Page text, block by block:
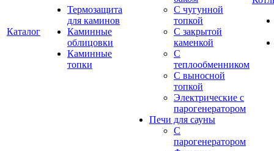
Каталог
Термозащита
для каминов
Каминные
облицовки
Каминные
топки
С чугунной
топкой
С закрытой
каменкой
С
теплообменником
С выносной
топкой
Электрические с
парогенератором
Печи для сауны
С
парогенератором